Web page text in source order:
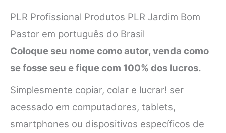
PLR Profissional Produtos PLR Jardim Bom
Pastor em português do Brasil
Coloque seu nome como autor, venda como
se fosse seu e fique com 100% dos lucros.
Simplesmente copiar, colar e lucrar! ser
acessado em computadores, tablets,
smartphones ou dispositivos específicos de